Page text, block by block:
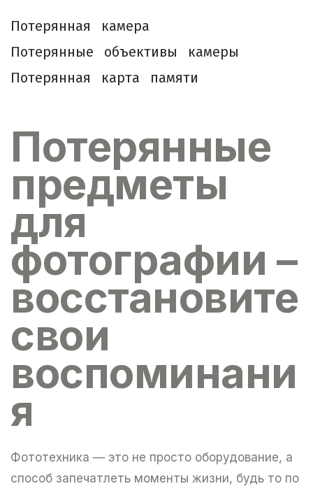
Потерянная камера
Потерянные объективы камеры
Потерянная карта памяти
Потерянные
предметы
для
фотографии –
восстановите
свои
воспоминани
я
Фототехника — это не просто оборудование, а
способ запечатлеть моменты жизни, будь то по